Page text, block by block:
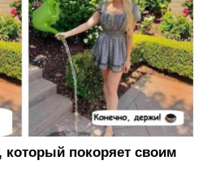
покоряет своим